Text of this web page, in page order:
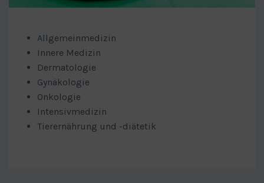
Allgemeinmedizin
Innere Medizin
Dermatologie
Gynäkologie
Onkologie
Intensivmedizin
Tierernährung und -diätetik